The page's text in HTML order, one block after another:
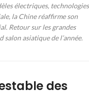
électriques, technologies
la Chine réaffirme son
Retour sur les grandes
salon asiatique de l’année.
des